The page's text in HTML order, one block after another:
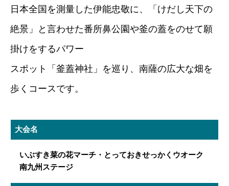
日本全国を測量した伊能忠敬に、「けだし天下の
絶景」と言わせた番所鼻公園や釜の蓋をのせて願
掛けをするパワー
スポット「釜蓋神社」を巡り、南薩の広大な畑を
歩くコースです。
大会名
いぶすき菜の花マーチ・とっておきせっかくウオーク
南九州ステージ